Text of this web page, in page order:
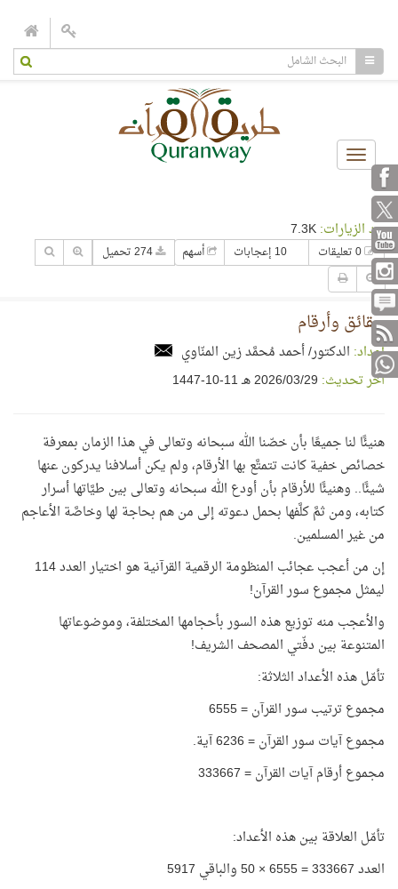
Toggle
navigation
عدد الزيارات:
10 إعجابات أسهم
حقائق وأرقام
إعداد: الدكتور/ أحمد مُحمَّد زين المنّاوي
آخر تحديث: 29‏/03‏/2026 هـ 11-10-1447
هنيئًا لنا جميعًا بأن خصّنا الله سبحانه وتعالى في هذا الزمان بمعرفة
خصائص خفية كانت تتمتَّع بها الأرقام، ولم يكن أسلافنا يدركون عنها
شيئًا.. وهنيئًا للأرقام بأن أودع الله سبحانه وتعالى بين طيَّاتها أسرار
كتابه، ومن ثمَّ كلَّفها بحمل دعوته إلى من هم بحاجة لها وخاصَّة الأعاجم
من غير المسلمين.
إن من أعجب عجائب المنظومة الرقمية القرآنية هو اختيار العدد 114
ليمثل مجموع سور القرآن!
والأعجب منه توزيع هذه السور بأحجامها المختلفة، وموضوعاتها
المتنوعة بين دفّتي المصحف الشريف!
تأمّل هذه الأعداد الثلاثة:
مجموع ترتيب سور القرآن = 6555
مجموع آيات سور القرآن = 6236 آية.
مجموع أرقام آيات القرآن = 333667
تأمّل العلاقة بين هذه الأعداد:
العدد 333667 = 6555 × 50 والباقي 5917